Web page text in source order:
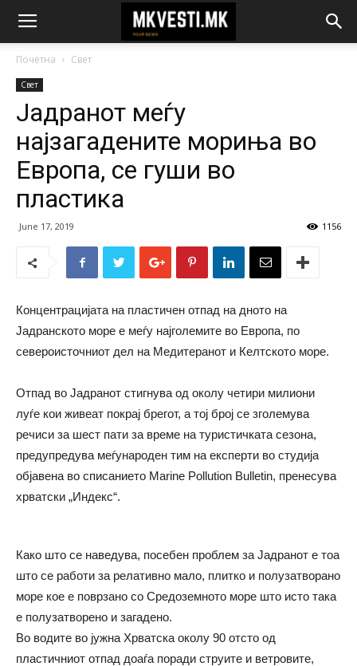
Почетна Свет
Свет
Јадранот меѓу
најзагадените мориња во
Европа, се гуши во
пластика
June 17, 2019 1156
Концентрацијата на пластичен отпад на дното на
Јадранското море е меѓу најголемите во Европа, по
североисточниот дел на Медитеранот и Келтското море.
Отпад во Јадранот стигнува од околу четири милиони
луѓе кои живеат покрај брегот, а тој број се зголемува
речиси за шест пати за време на туристичката сезона,
предупредува меѓународен тим на експерти во студија
објавена во списанието Marine Pollution Bulletin, пренесува
хрватски „Индекс“.
Како што се наведува, посебен проблем за Јадранот е тоа
што се работи за релативно мало, плитко и полузатворано
море кое е поврзано со Средоземното море што исто така
е полузатворено и загадено.
Во водите во јужна Хрватска околу 90 отсто од
пластичниот отпад доаѓа поради струите и ветровите,